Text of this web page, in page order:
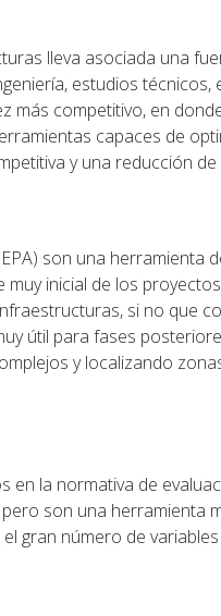
lleva asociada una
estudios técnicos,
más competitivo, en
capaces de
y una reducción
son una herramienta
inicial de los
si no que
útil para fases
y localizando
en la normativa de
son una herramienta
gran número de